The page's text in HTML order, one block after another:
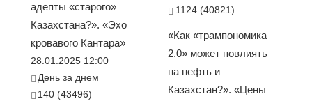
адепты «старого»
Казахстана?». «Эхо
кровавого Кантара»
28.01.2025 12:00
День за днем
140 (43496)
1124 (40821)
«Как «трампономика
2.0» может повлиять
на нефть и
Казахстан?». «Цены